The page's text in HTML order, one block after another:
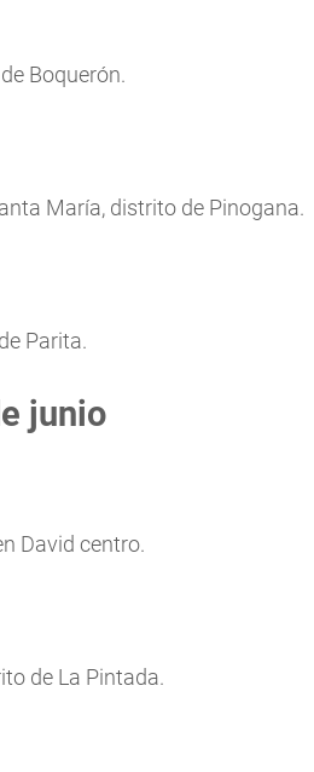
Boquerón.
María, distrito de Pinogana.
Parita.
junio
David centro.
de La Pintada.